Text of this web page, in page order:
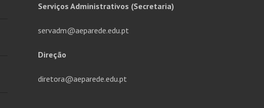
Serviços Administrativos (Secretaria)
servadm@aeparede.edu.pt
Direção
diretora@aeparede.edu.pt